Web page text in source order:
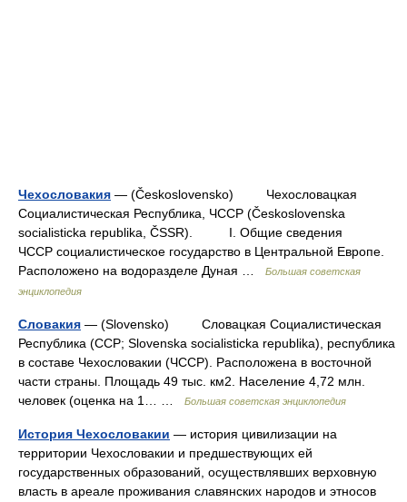
Чехословакия — (Československo) Чехословацкая
Социалистическая Республика, ЧССР (Československa
socialisticka republika, ČSSR). I. Общие сведения
ЧССР социалистическое государство в Центральной Европе.
Расположено на водоразделе Дуная …
Большая советская
энциклопедия
Словакия — (Slovensko) Словацкая Социалистическая
Республика (ССР; Slovenska socialisticka republika), республика
в составе Чехословакии (ЧССР). Расположена в восточной
части страны. Площадь 49 тыс. км2. Население 4,72 млн.
человек (оценка на 1… …
Большая советская энциклопедия
История Чехословакии — история цивилизации на
территории Чехословакии и предшествующих ей
государственных образований, осуществлявших верховную
власть в ареале проживания славянских народов и этносов